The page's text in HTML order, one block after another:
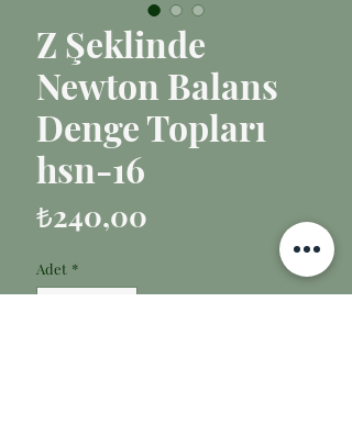
Z Şeklinde
Newton Balans
Denge Topları
hsn-16
₺240,00
Adet *